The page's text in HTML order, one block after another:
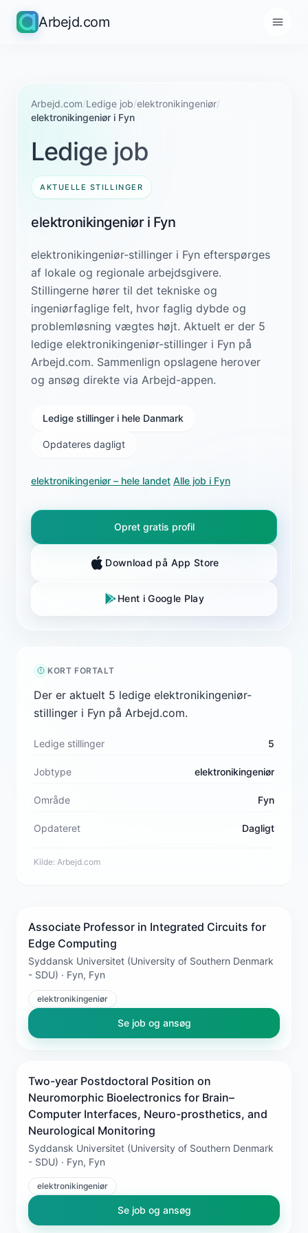
Arbejd.com
Arbejd.com/Ledige job/elektronikingeniør/
elektronikingeniør i Fyn
Ledige job
AKTUELLE STILLINGER
elektronikingeniør i Fyn
elektronikingeniør-stillinger i Fyn efterspørges
af lokale og regionale arbejdsgivere.
Stillingerne hører til det tekniske og
ingeniørfaglige felt, hvor faglig dybde og
problemløsning vægtes højt. Aktuelt er der 5
ledige elektronikingeniør-stillinger i Fyn på
Arbejd.com. Sammenlign opslagene herover
og ansøg direkte via Arbejd-appen.
Ledige stillinger i hele Danmark
Opdateres dagligt
elektronikingeniør – hele landet·Alle job i Fyn
Opret gratis profil
Download på App Store
Hent i Google Play
KORT FORTALT
Der er aktuelt 5 ledige elektronikingeniør-
stillinger i Fyn på Arbejd.com.
Ledige stillinger 5
Jobtype elektronikingeniør
Område Fyn
Opdateret Dagligt
Kilde: Arbejd.com
Associate Professor in Integrated Circuits for
Edge Computing
Syddansk Universitet (University of Southern Denmark
- SDU) · Fyn, Fyn
elektronikingeniør
Se job og ansøg
Two-year Postdoctoral Position on
Neuromorphic Bioelectronics for Brain–
Computer Interfaces, Neuro-prosthetics, and
Neurological Monitoring
Syddansk Universitet (University of Southern Denmark
- SDU) · Fyn, Fyn
elektronikingeniør
Se job og ansøg